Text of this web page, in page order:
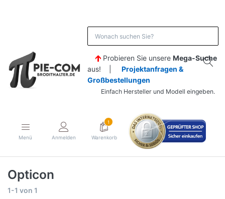
Probieren Sie unsere Mega-Suche
aus! | Projektanfragen &
Großbestellungen
Einfach Hersteller und Modell eingeben.
Menü Anmelden
1
Warenkorb
Opticon
1-1 von 1